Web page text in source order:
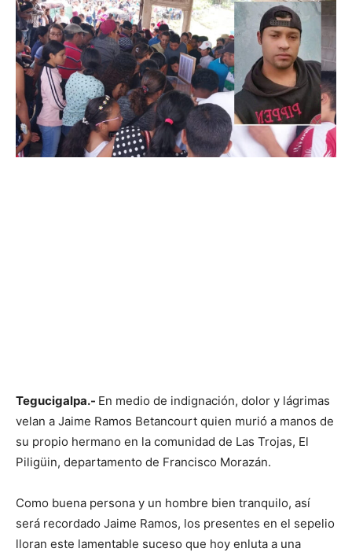
Tegucigalpa.- En medio de indignación, dolor y lágrimas
velan a Jaime Ramos Betancourt quien murió a manos de
su propio hermano en la comunidad de Las Trojas, El
Piligüin, departamento de Francisco Morazán.
Como buena persona y un hombre bien tranquilo, así
será recordado Jaime Ramos, los presentes en el sepelio
lloran este lamentable suceso que hoy enluta a una